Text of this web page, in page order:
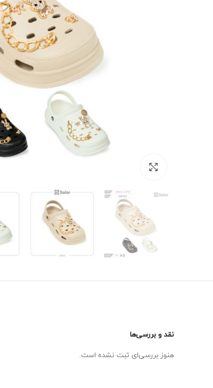
نقد و بررسی‌ها
هنوز بررسی‌ای ثبت نشده است.